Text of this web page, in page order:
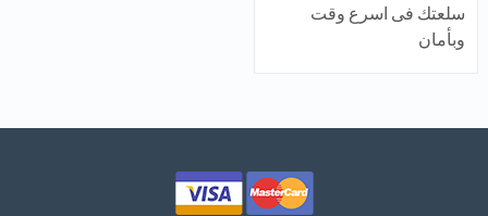
سلعتك فى اسرع وقت
وبأمان